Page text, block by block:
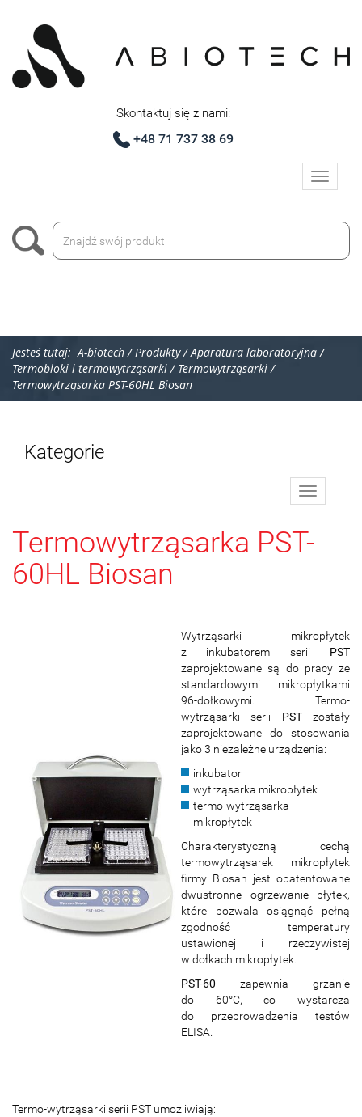
Skontaktuj się z nami:
+48 71 737 38 69
Toggle
Jesteś tutaj:A-biotech/Produkty/Aparatura laboratoryjna/
Termobloki i termowytrząsarki/ Termowytrząsarki/
Termowytrząsarka PST-60HL Biosan
Kategorie
Toggle
navigation
Termowytrząsarka PST-
60HL Biosan
Wytrząsarki mikropłytek
z inkubatorem serii PST
zaprojektowane są do pracy ze
standardowymi mikropłytkami
96-dołkowymi. Termo-
wytrząsarki serii PSTzostały
zaprojektowane do stosowania
jako 3 niezależne urządzenia:
inkubator
wytrząsarka mikropłytek
termo-wytrząsarka
mikropłytek
Charakterystyczną cechą
termowytrząsarek mikropłytek
firmy Biosan jest opatentowane
dwustronne ogrzewanie płytek,
które pozwala osiągnąć pełną
zgodność temperatury
ustawionej i rzeczywistej
w dołkach mikropłytek.
PST-60 zapewnia grzanie
do 60°C, co wystarcza
do przeprowadzenia testów
ELISA.
Termo-wytrząsarki serii PST umożliwiają: